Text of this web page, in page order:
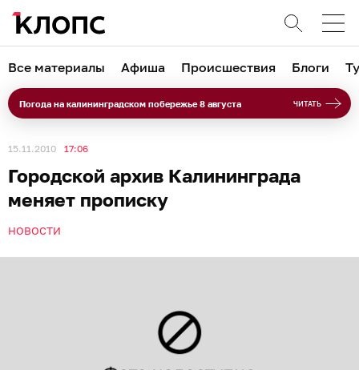
Все материалы Афиша Происшествия Блоги
Погода на калининградском побережье 8 августа ЧИТАТЬ
15.11.2010 17:06
Городской архив Калининграда
меняет прописку
НОВОСТИ